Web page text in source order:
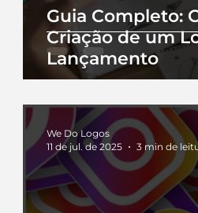
Guia Completo:
Criação de um
Lançamento
We Do Logos
11 de jul. de 2025
3 min de